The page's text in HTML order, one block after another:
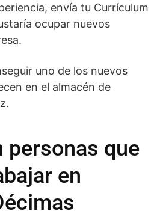
envía tu Currículum
ocupar nuevos
uno de los nuevos
en el almacén de
personas que
en